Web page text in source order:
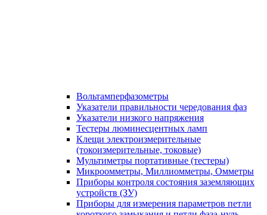
Вольтамперфазометры
Указатели правильности чередования фаз
Указатели низкого напряжения
Тестеры люминесцентных ламп
Клещи электроизмерительные
(токоизмерительные, токовые)
Мультиметры портативные (тестеры)
Микроомметры, Миллиомметры, Омметры
Приборы контроля состояния заземляющих
устройств (ЗУ)
Приборы для измерения параметров петли